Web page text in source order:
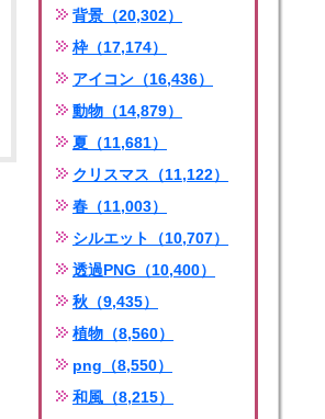
背景（20,302）
枠（17,174）
アイコン（16,436）
動物（14,879）
夏（11,681）
クリスマス（11,122）
春（11,003）
シルエット（10,707）
透過PNG（10,400）
秋（9,435）
植物（8,560）
png（8,550）
和風（8,215）